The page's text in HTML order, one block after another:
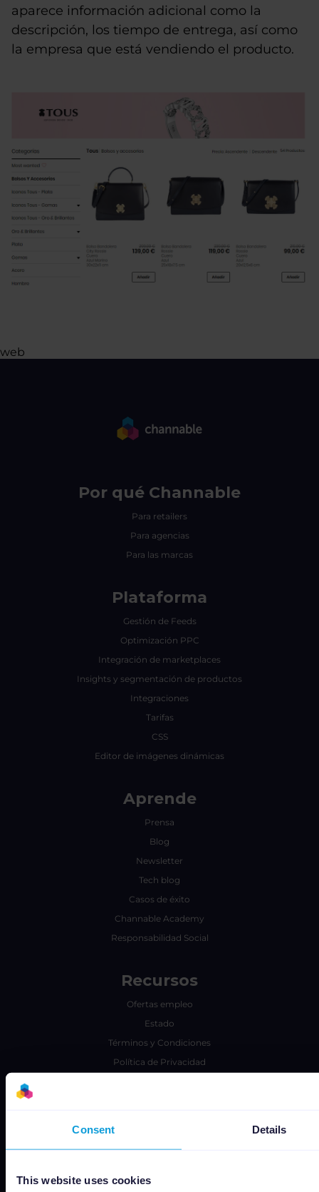
Consent Details
This website uses cookies
aparece información adicional como la
descripción, los tiempo de entrega, así como
la empresa que está vendiendo el producto.
web
Por qué Channable
Para retailers
Para agencias
Para las marcas
Plataforma
Gestión de Feeds
Optimización PPC
Integración de marketplaces
Insights y segmentación de productos
Integraciones
Tarifas
CSS
Editor de imágenes dinámicas
Aprende
Prensa
Blog
Newsletter
Tech blog
Casos de éxito
Channable Academy
Responsabilidad Social
Recursos
Ofertas empleo
Estado
Términos y Condiciones
Política de Privacidad
Change or withdraw your cookie consent